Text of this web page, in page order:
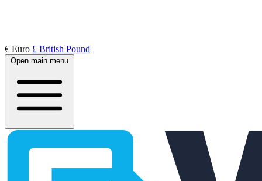
€ Euro £ British Pound
Open main menu